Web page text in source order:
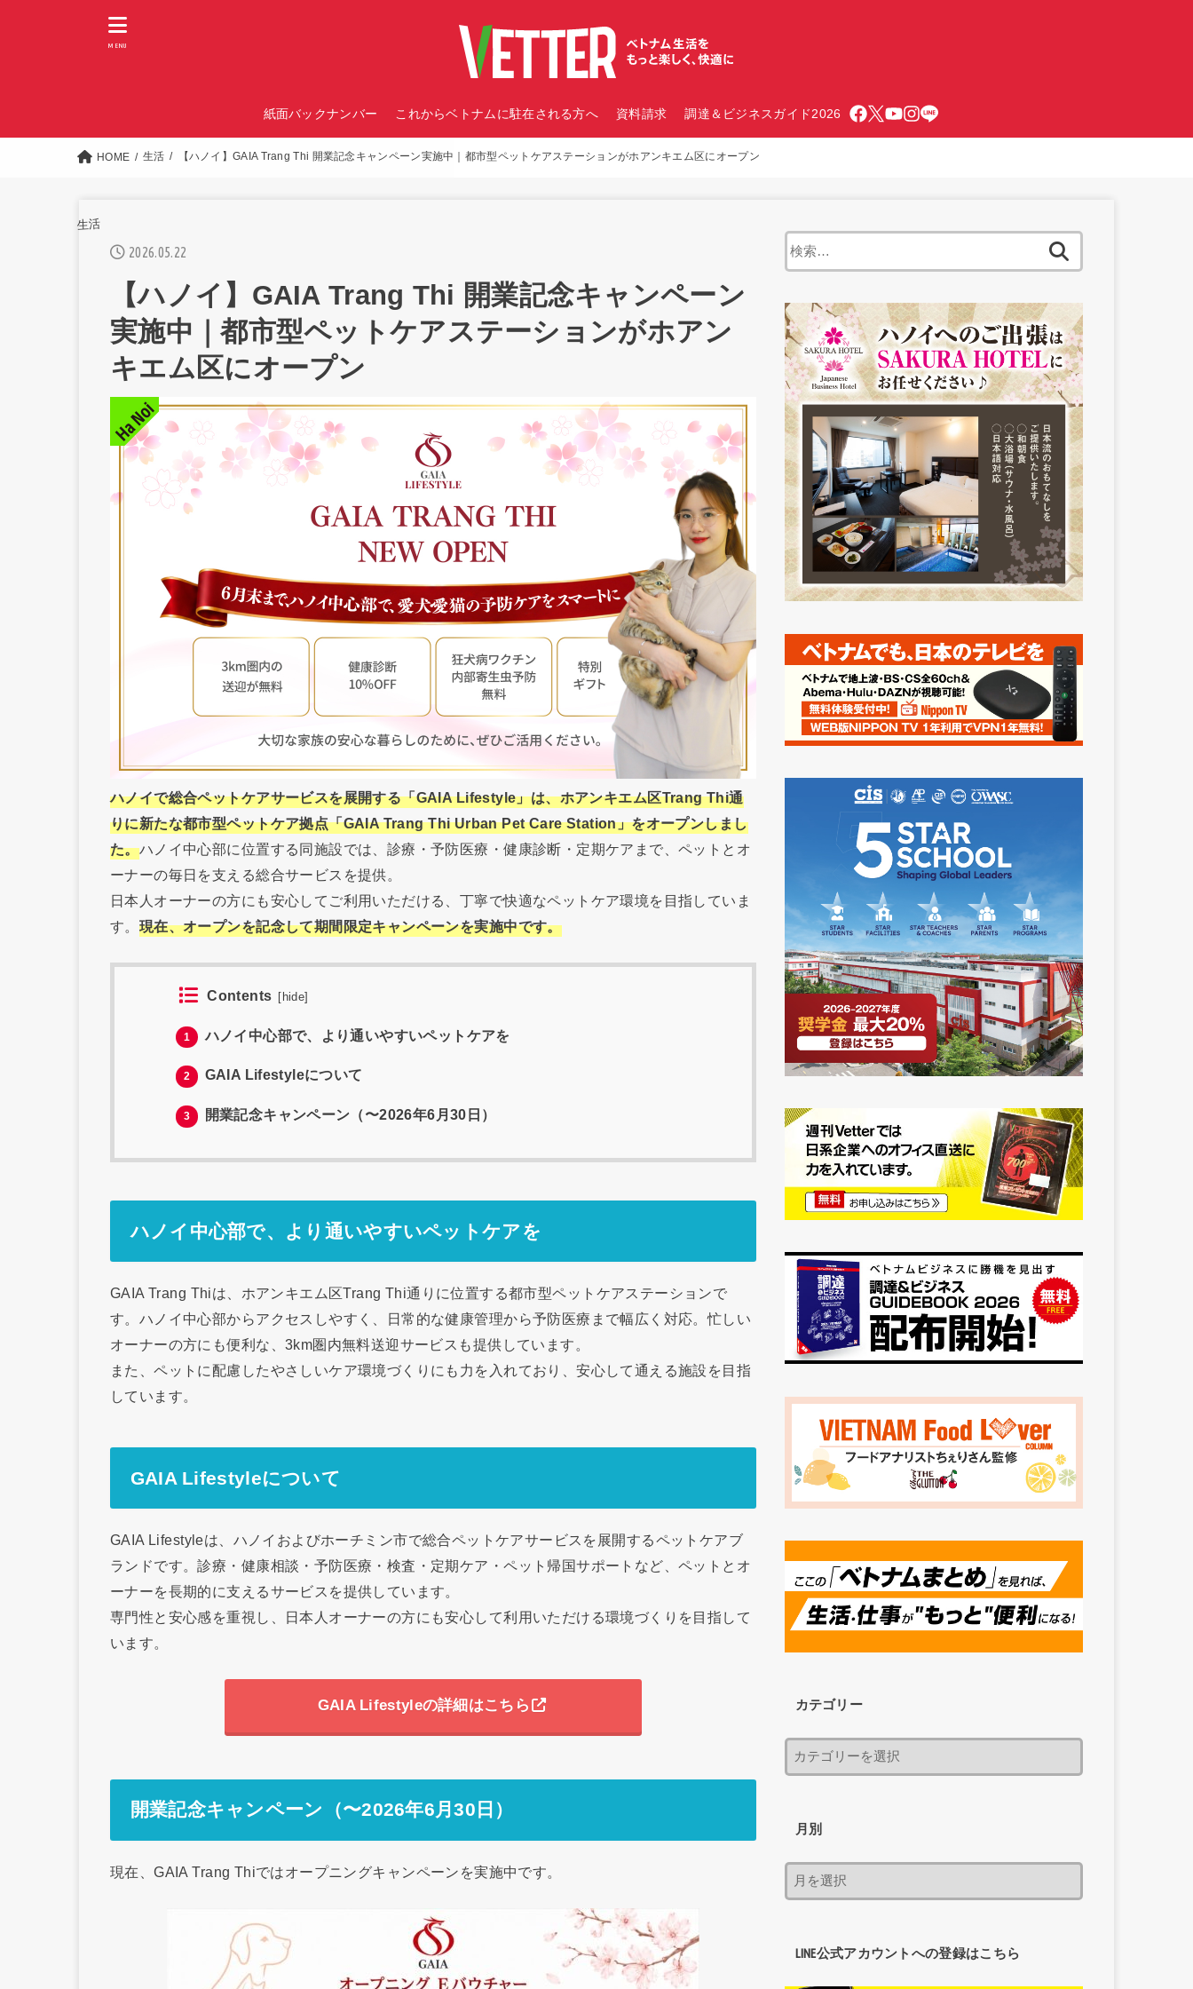
紙面バックナンバー これからベトナムに駐在される方へ 資料請求 調達＆ビジネスガイド2026
MENU
HOME 生活 【ハノイ】GAIA Trang Thi 開業記念キャンペーン実施中｜都市型ペットケアステーションがホアンキエム区にオープン
生活
2026.05.22
【ハノイ】GAIA Trang Thi 開業記念キャンペーン
実施中｜都市型ペットケアステーションがホアン
キエム区にオープン
ハノイで総合ペットケアサービスを展開する「GAIA Lifestyle」は、ホアンキエム区Trang Thi通
りに新たな都市型ペットケア拠点「GAIA Trang Thi Urban Pet Care Station」をオープンしまし
た。ハノイ中心部に位置する同施設では、診療・予防医療・健康診断・定期ケアまで、ペットとオ
ーナーの毎日を支える総合サービスを提供。
日本人オーナーの方にも安心してご利用いただける、丁寧で快適なペットケア環境を目指していま
す。 現在、オープンを記念して期間限定キャンペーンを実施中です。
Contents hide
1 ハノイ中心部で、より通いやすいペットケアを
2 GAIA Lifestyleについて
3 開業記念キャンペーン（〜2026年6月30日）
ハノイ中心部で、より通いやすいペットケアを
GAIA Trang Thiは、ホアンキエム区Trang Thi通りに位置する都市型ペットケアステーションで
す。ハノイ中心部からアクセスしやすく、日常的な健康管理から予防医療まで幅広く対応。忙しい
オーナーの方にも便利な、3km圏内無料送迎サービスも提供しています。
また、ペットに配慮したやさしいケア環境づくりにも力を入れており、安心して通える施設を目指
しています。
GAIA Lifestyleについて
GAIA Lifestyleは、ハノイおよびホーチミン市で総合ペットケアサービスを展開するペットケアブ
ランドです。診療・健康相談・予防医療・検査・定期ケア・ペット帰国サポートなど、ペットとオ
ーナーを長期的に支えるサービスを提供しています。
専門性と安心感を重視し、日本人オーナーの方にも安心して利用いただける環境づくりを目指して
います。
GAIA Lifestyleの詳細はこちら
開業記念キャンペーン（〜2026年6月30日）
現在、GAIA Trang Thiではオープニングキャンペーンを実施中です。
カテゴリー
月別
LINE公式アカウントへの登録はこちら